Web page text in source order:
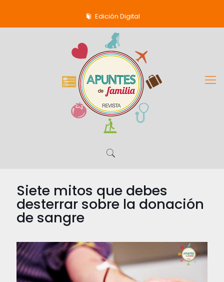
Edición Digital
Siete mitos que debes
desterrar sobre la donación
de sangre